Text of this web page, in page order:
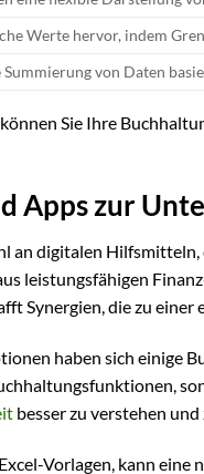
Werte hervor, indem
Summierung von Daten
Sie Ihre
Apps zur
an digitalen
leistungsfähigen
Synergien, die zu
haben sich einige
besser zu verstehen
Vorlagen, kann